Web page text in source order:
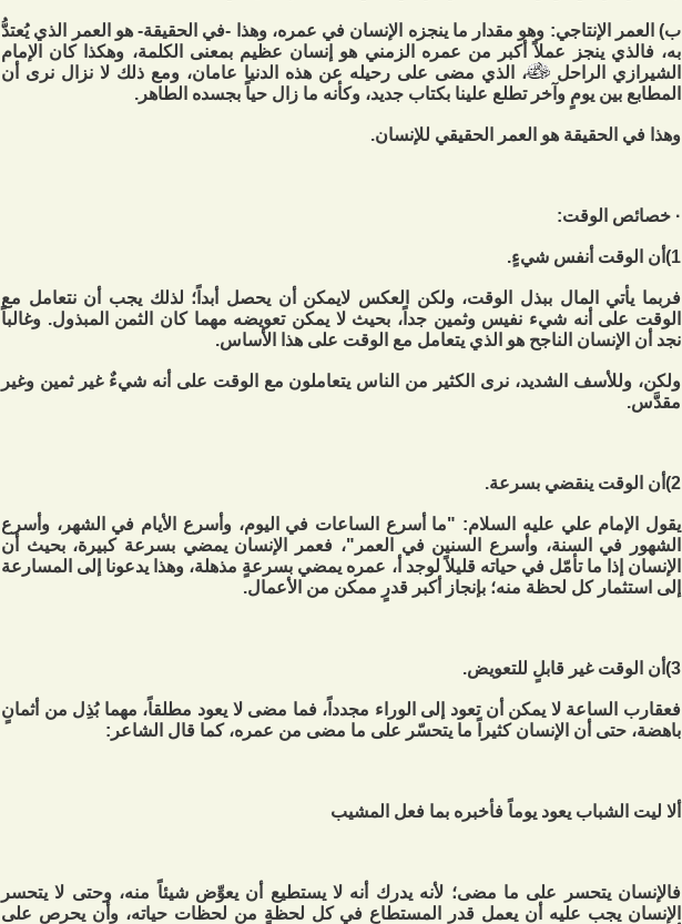
ب) العمر الإنتاجي: وهو مقدار ما ينجزه الإنسان في عمره، وهذا -في الحقيقة- هو العمر الذي يُعتدُّ
به، فالذي ينجز عملاً أكبر من عمره الزمني هو إنسان عظيم بمعنى الكلمة، وهكذا كان الإمام
الشيرازي الراحل
، الذي مضى على رحيله عن هذه الدنيا عامان، ومع ذلك لا نزال نرى أن
المطابع بين يومٍ وآخر تطلع علينا بكتاب جديد، وكأنه ما زال حياً بجسده الطاهر.
وهذا في الحقيقة هو العمر الحقيقي للإنسان.
· خصائص الوقت:
1)أن الوقت أنفس شيءٍ.
فربما يأتي المال ببذل الوقت، ولكن العكس لايمكن أن يحصل أبداً؛ لذلك يجب أن نتعامل مع
الوقت على أنه شيء نفيس وثمين جداً، بحيث لا يمكن تعويضه مهما كان الثمن المبذول. وغالباً
نجد أن الإنسان الناجح هو الذي يتعامل مع الوقت على هذا الأساس.
ولكن، وللأسف الشديد، نرى الكثير من الناس يتعاملون مع الوقت على أنه شيءٌ غير ثمين وغير
مقدَّس.
2)أن الوقت ينقضي بسرعة.
يقول الإمام علي عليه السلام: "ما أسرع الساعات في اليوم، وأسرع الأيام في الشهر، وأسرع
الشهور في السنة، وأسرع السنين في العمر"، فعمر الإنسان يمضي بسرعة كبيرة، بحيث أن
الإنسان إذا ما تأمّل في حياته قليلاً لوجد أ، عمره يمضي بسرعةٍ مذهلة، وهذا يدعونا إلى المسارعة
إلى استثمار كل لحظة منه؛ بإنجاز أكبر قدرٍ ممكن من الأعمال.
3)أن الوقت غير قابلٍ للتعويض.
فعقارب الساعة لا يمكن أن تعود إلى الوراء مجدداً، فما مضى لا يعود مطلقاً، مهما بُذِل من أثمانٍ
باهضة، حتى أن الإنسان كثيراً ما يتحسّر على ما مضى من عمره، كما قال الشاعر:
ألا ليت الشباب يعود يوماً فأخبره بما فعل المشيب
فالإنسان يتحسر على ما مضى؛ لأنه يدرك أنه لا يستطيع أن يعوِّض شيئاً منه، وحتى لا يتحسر
الإنسان يجب عليه أن يعمل قدر المستطاع في كل لحظةٍ من لحظات حياته، وأن يحرص على